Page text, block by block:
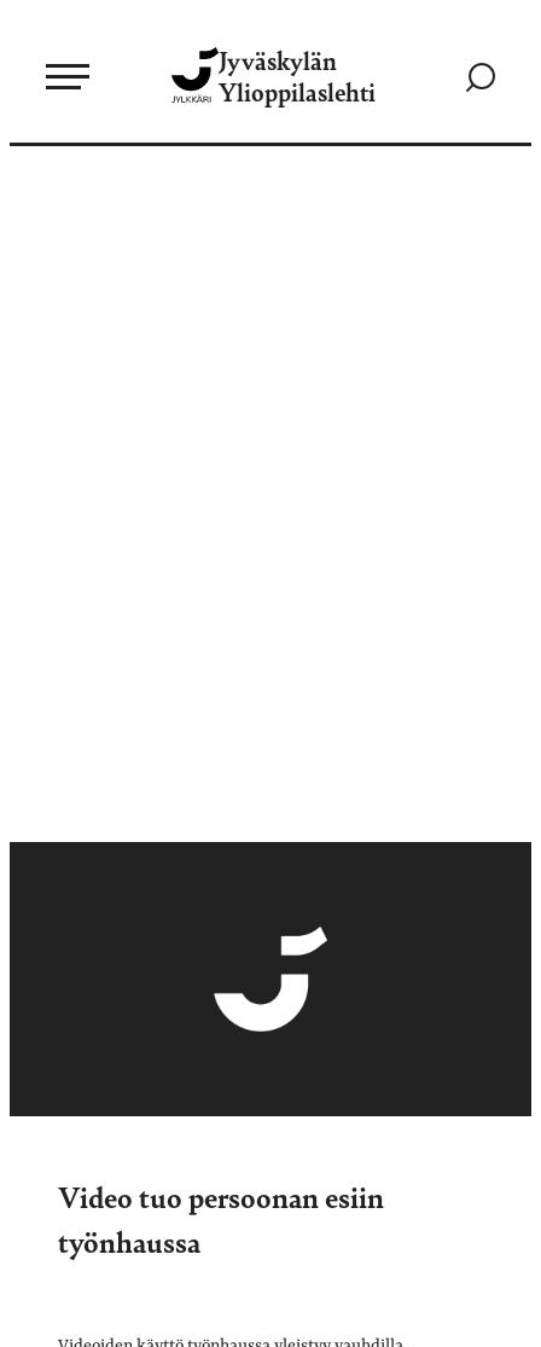
sisältöön
Jyväskylän
Ylioppilaslehti
Siirry
Video tuo persoonan esiin
työnhaussa